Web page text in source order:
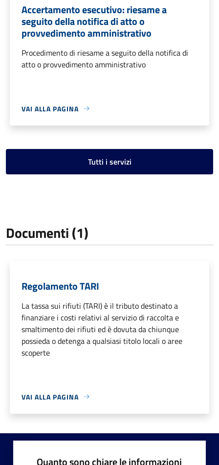
Accertamento esecutivo: riesame a
seguito della notifica di atto o
provvedimento amministrativo
Procedimento di riesame a seguito della notifica di
atto o provvedimento amministrativo
VAI ALLA PAGINA
Tutti i servizi
Documenti (1)
Regolamento TARI
La tassa sui rifiuti (TARI) è il tributo destinato a
finanziare i costi relativi al servizio di raccolta e
smaltimento dei rifiuti ed è dovuta da chiunque
possieda o detenga a qualsiasi titolo locali o aree
scoperte
VAI ALLA PAGINA
Quanto sono chiare le informazioni